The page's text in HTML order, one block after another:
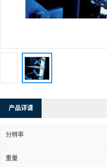
产品详请
分辨率
重量